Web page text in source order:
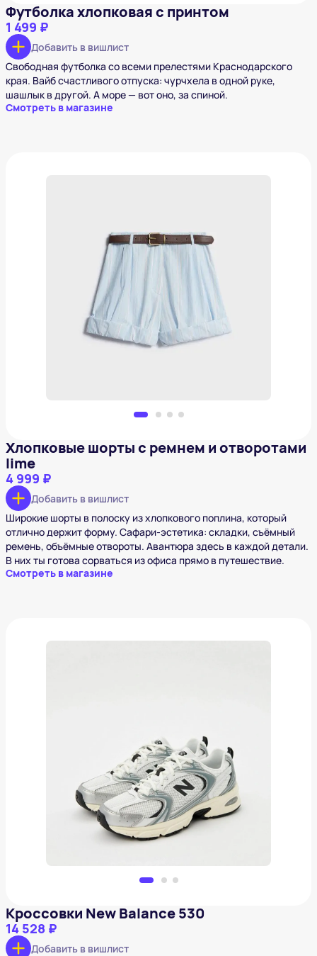
Футболка хлопковая с принтом
1 499 ₽
Добавить в вишлист
Свободная футболка со всеми прелестями Краснодарского
края. Вайб счастливого отпуска: чурчхела в одной руке,
шашлык в другой. А море — вот оно, за спиной.
Смотреть в магазине
Хлопковые шорты с ремнем и отворотами lime
4 999 ₽
Добавить в вишлист
Хлопковые шорты с ремнем и отворотами
lime
4 999 ₽
Добавить в вишлист
Широкие шорты в полоску из хлопкового поплина, который
отлично держит форму. Сафари-эстетика: складки, съёмный
ремень, объёмные отвороты. Авантюра здесь в каждой детали.
В них ты готова сорваться из офиса прямо в путешествие.
Смотреть в магазине
Кроссовки New Balance 530
14 528 ₽
Добавить в вишлист
Кроссовки New Balance 530
14 528 ₽
Добавить в вишлист